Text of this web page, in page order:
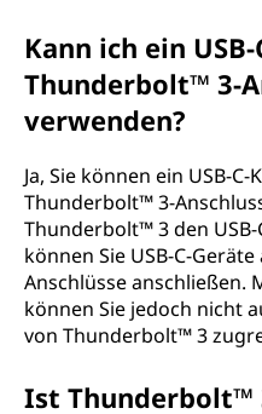
Kann ich ein
Thunderbolt™ 3-
verwenden?
Ja, Sie können ein USB-
Thunderbolt™ 3-
Thunderbolt™ 3 den
können Sie USB-C-
Anschlüsse anschließen.
können Sie jedoch nicht
von Thunderbolt™ 3
Ist Thunderbolt™